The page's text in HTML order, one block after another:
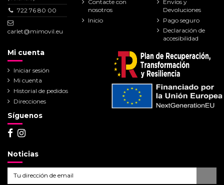
722 76 80 00
carlet@mimovil.eu
Contacte con
nosotros
Inicio
Envíos y
Devoluciones
Pago seguro
Declaración de
accesibilidad
Mi cuenta
Iniciar sesión
Mi cuenta
Historial de pedidos
Direcciones
Síguenos
Noticias